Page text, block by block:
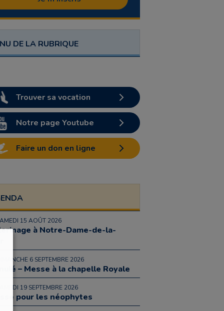
DE LA RUBRIQUE
Trouver sa vocation
Notre page Youtube
Faire un don en ligne
15 AOÛT 2026
à Notre-Dame-de-la-
6 SEPTEMBRE 2026
– Messe à la chapelle Royale
19 SEPTEMBRE 2026
pour les néophytes